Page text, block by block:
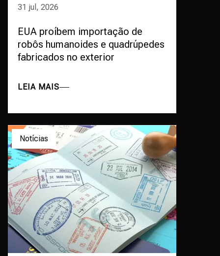
31 jul, 2026
EUA proíbem importação de
robôs humanoides e quadrúpedes
fabricados no exterior
LEIA MAIS
Notícias